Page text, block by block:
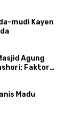
mudi Kayen
Agung
Faktor
Madu